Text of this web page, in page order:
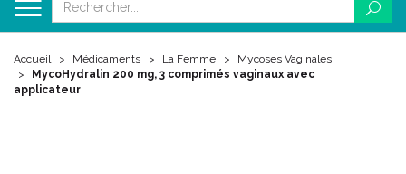
Accueil Médicaments La Femme
Mycoses Vaginales
MycoHydralin 200 mg, 3 comprimés vaginaux avec
applicateur